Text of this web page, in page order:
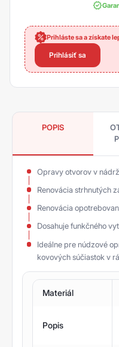
Prihláste sa a získate
Prihlásiť sa
POPIS
Opravy otvorov v
Renovácia strhnutých
Renovácia
Dosahuje funkčného
Ideálne pre núdzové
kovových súčiastok v
Materiál
Popis